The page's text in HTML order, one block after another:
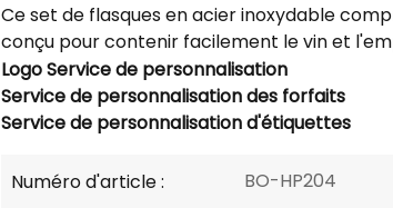
Ce set de flasques en acier inoxydable
conçu pour contenir facilement le vin et
LogoService de personnalisation
Service de personnalisation des forfaits
Service de personnalisation d'étiquettes
Numéro d'article : BO-HP204